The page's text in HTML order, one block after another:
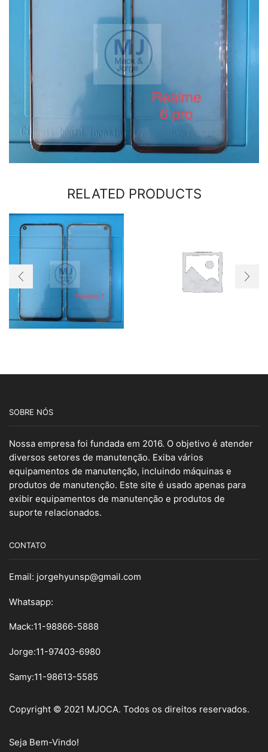
RELATED PRODUCTS
SOBRE NÓS
Nossa empresa foi fundada em 2016. O objetivo é atender
diversos setores de manutenção. Exiba vários
equipamentos de manutenção, incluindo máquinas e
produtos de manutenção. Este site é usado apenas para
exibir equipamentos de manutenção e produtos de
suporte relacionados.
CONTATO
Email: jorgehyunsp@gmail.com
Whatsapp:
Mack:11-98866-5888
Jorge:11-97403-6980
Samy:11-98613-5585
Copyright © 2021 MJOCA. Todos os direitos reservados.
Seja Bem-Vindo!